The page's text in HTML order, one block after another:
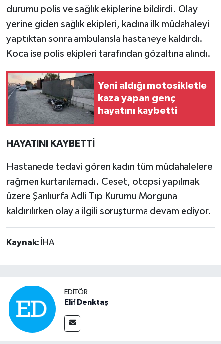
durumu polis ve sağlık ekiplerine bildirdi. Olay
yerine giden sağlık ekipleri, kadına ilk müdahaleyi
yaptıktan sonra ambulansla hastaneye kaldırdı.
Koca ise polis ekipleri tarafından gözaltına alındı.
Yeni aldığı motosikletle
kaza yapan genç
hayatını kaybetti
HAYATINI KAYBETTİ
Hastanede tedavi gören kadın tüm müdahalelere
rağmen kurtarılamadı. Ceset, otopsi yapılmak
üzere Şanlıurfa Adli Tıp Kurumu Morguna
kaldırılırken olayla ilgili soruşturma devam ediyor.
Kaynak: İHA
EDITÖR
Elif Denktaş